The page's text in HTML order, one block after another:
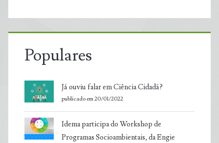
Populares
Já ouviu falar em Ciência Cidadã?
publicado em 20/01/2022
Idema participa do Workshop de
Programas Socioambientais, da Engie